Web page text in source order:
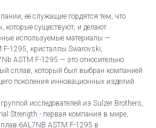
её служащие гордятся тем, что
которые существуют, и делают
используемые материалы —
1295, кристаллы Swarovski,
ASTM F-1295 — это относительно
сплав, который был выбран компанией
поколения инновационных изделий
исследователей из Sulzer Brothers,
Strength - первая компания в мире,
6AL7NB ASTM F-1295 в